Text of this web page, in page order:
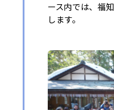
ース内では、福
します。